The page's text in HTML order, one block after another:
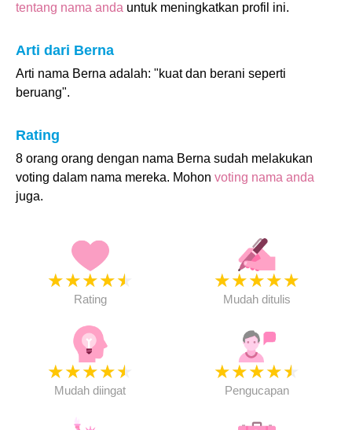
tentang nama anda untuk meningkatkan profil ini.
Arti dari Berna
Arti nama Berna adalah: "kuat dan berani seperti
beruang".
Rating
8 orang orang dengan nama Berna sudah melakukan
voting dalam nama mereka. Mohon voting nama anda
juga.
★★★★★
Rating
★★★★★
Mudah ditulis
★★★★★
Mudah diingat
★★★★★
Pengucapan